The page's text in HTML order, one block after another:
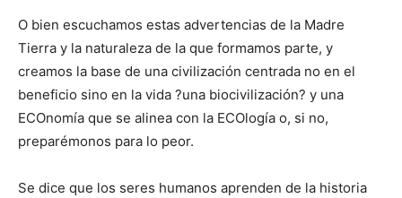
O bien escuchamos estas advertencias de la Madre
Tierra y la naturaleza de la que formamos parte, y
creamos la base de una civilización centrada no en el
beneficio sino en la vida ?una biocivilización? y una
ECOnomía que se alinea con la ECOlogía o, si no,
preparémonos para lo peor.
Se dice que los seres humanos aprenden de la historia